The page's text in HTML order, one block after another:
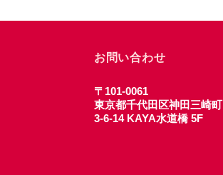
お問い合わせ
〒101-0061
東京都千代田区神田三崎町
3-6-14 KAYA水道橋 5F